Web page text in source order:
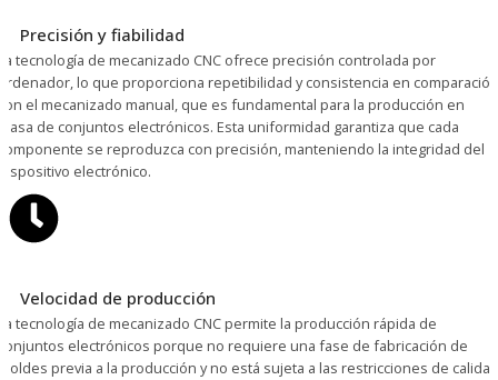
Precisión y fiabilidad
tecnología de mecanizado CNC ofrece precisión controlada por
lo que proporciona repetibilidad y consistencia en comparación
el mecanizado manual, que es fundamental para la producción en
de conjuntos electrónicos. Esta uniformidad garantiza que cada
se reproduzca con precisión, manteniendo la integridad del
electrónico.
Velocidad de producción
tecnología de mecanizado CNC permite la producción rápida de
electrónicos porque no requiere una fase de fabricación de
previa a la producción y no está sujeta a las restricciones de calidad